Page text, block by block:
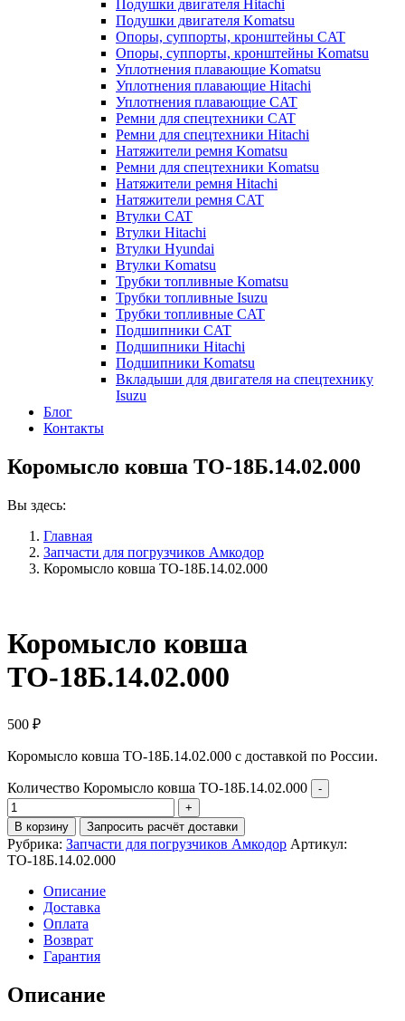
Подушки двигателя Hitachi
Подушки двигателя Komatsu
Опоры, суппорты, кронштейны CAT
Опоры, суппорты, кронштейны Komatsu
Уплотнения плавающие Komatsu
Уплотнения плавающие Hitachi
Уплотнения плавающие CAT
Ремни для спецтехники CAT
Ремни для спецтехники Hitachi
Натяжители ремня Komatsu
Ремни для спецтехники Komatsu
Натяжители ремня Hitachi
Натяжители ремня CAT
Втулки CAT
Втулки Hitachi
Втулки Hyundai
Втулки Komatsu
Трубки топливные Komatsu
Трубки топливные Isuzu
Трубки топливные CAT
Подшипники CAT
Подшипники Hitachi
Подшипники Komatsu
Вкладыши для двигателя на спецтехнику
Isuzu
Блог
Контакты
Коромысло ковша ТО-18Б.14.02.000
Вы здесь:
Главная
Запчасти для погрузчиков Амкодор
Коромысло ковша ТО-18Б.14.02.000
Коромысло ковша
ТО-18Б.14.02.000
500 ₽
Коромысло ковша ТО-18Б.14.02.000 с доставкой по России.
Количество Коромысло ковша ТО-18Б.14.02.000
В корзину Запросить расчёт доставки
Рубрика: Запчасти для погрузчиков Амкодор Артикул:
ТО-18Б.14.02.000
Описание
Доставка
Оплата
Возврат
Гарантия
Описание